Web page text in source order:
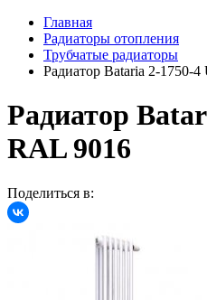
Главная
Радиаторы отопления
Трубчатые радиаторы
Радиатор Bataria 2-1750-
Радиатор
RAL 9016
Поделиться в: